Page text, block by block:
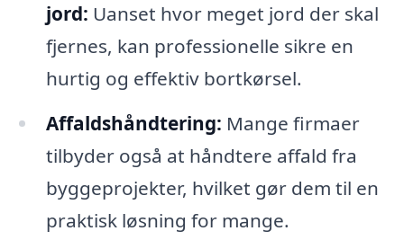
jord: Uanset hvor meget jord der skal
fjernes, kan professionelle sikre en
hurtig og effektiv bortkørsel.
Affaldshåndtering: Mange firmaer
tilbyder også at håndtere affald fra
byggeprojekter, hvilket gør dem til en
praktisk løsning for mange.